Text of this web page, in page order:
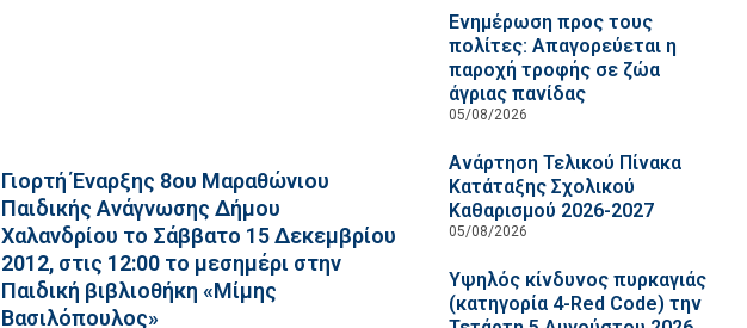
Γιορτή Έναρξης 8ου Μαραθώνιου
Παιδικής Ανάγνωσης Δήμου
Χαλανδρίου το Σάββατο 15 Δεκεμβρίου
2012, στις 12:00 το μεσημέρι στην
Παιδική βιβλιοθήκη «Μίμης
Βασιλόπουλος»
Ενημέρωση προς τους
πολίτες: Απαγορεύεται η
παροχή τροφής σε ζώα
άγριας πανίδας
05/08/2026
Ανάρτηση Τελικού Πίνακα
Κατάταξης Σχολικού
Καθαρισμού 2026-2027
05/08/2026
Υψηλός κίνδυνος πυρκαγιάς
(κατηγορία 4-Red Code) την